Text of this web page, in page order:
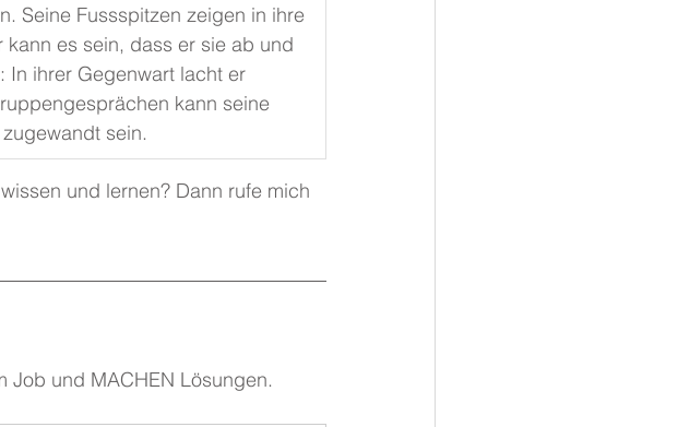
Seine Fussspitzen zeigen in ihre
es sein, dass er sie ab und
In ihrer Gegenwart lacht er
kann seine
sein.
und lernen? Dann rufe mich
Job und MACHEN Lösungen.